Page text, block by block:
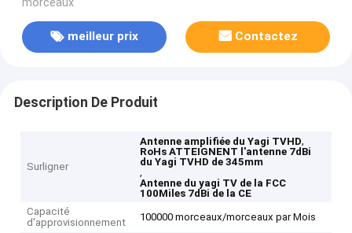
meilleur prix Contactez
Description De Produit
Surligner
Antenne amplifiée du Yagi TVHD,
RoHs ATTEIGNENT l'antenne 7dBi
du Yagi TVHD de 345mm
,
Antenne du yagi TV de la FCC
100Miles 7dBi de la CE
Capacité
d'approvisionnement
100000 morceaux/morceaux par Mois